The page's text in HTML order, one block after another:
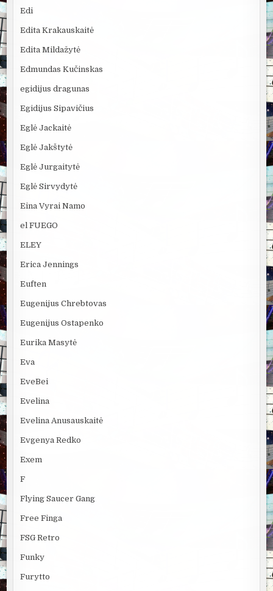
Edi
Edita Krakauskaitė
Edita Mildažytė
Edmundas Kučinskas
egidijus dragunas
Egidijus Sipavičius
Eglė Jackaitė
Eglė Jakštytė
Eglė Jurgaitytė
Eglė Sirvydytė
Eina Vyrai Namo
el FUEGO
ELEY
Erica Jennings
Euften
Eugenijus Chrebtovas
Eugenijus Ostapenko
Eurika Masytė
Eva
EveBei
Evelina
Evelina Anusauskaitė
Evgenya Redko
Exem
F
Flying Saucer Gang
Free Finga
FSG Retro
Funky
Furytto